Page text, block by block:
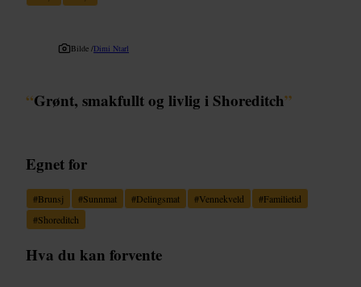
Bilde /Dimi Ntarl
“Grønt, smakfullt og livlig i Shoreditch”
Egnet for
#Brunsj #Sunnmat #Delingsmat #Vennekveld #Familietid
#Shoreditch
Hva du kan forvente